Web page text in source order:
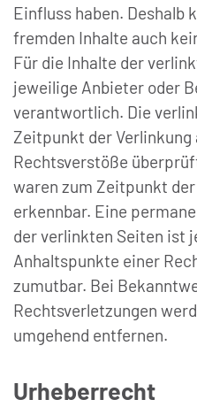
Einfluss haben. Deshalb
fremden Inhalte auch
Für die Inhalte der
jeweilige Anbieter oder
verantwortlich. Die
Zeitpunkt der Verlinkung
Rechtsverstöße
waren zum Zeitpunkt
erkennbar. Eine
der verlinkten Seiten ist
Anhaltspunkte einer
zumutbar. Bei
Rechtsverletzungen
umgehend entfernen.
Urheberrecht